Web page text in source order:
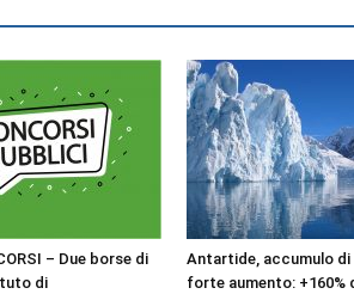
– Due borse di
di
Antartide, accumulo di
forte aumento: +160%